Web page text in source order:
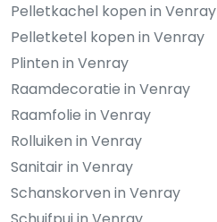
Pelletkachel kopen in Venray
Pelletketel kopen in Venray
Plinten in Venray
Raamdecoratie in Venray
Raamfolie in Venray
Rolluiken in Venray
Sanitair in Venray
Schanskorven in Venray